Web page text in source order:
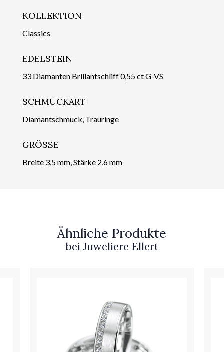
KOLLEKTION
Classics
EDELSTEIN
33 Diamanten Brillantschliff 0,55 ct G-VS
SCHMUCKART
Diamantschmuck, Trauringe
GRÖSSE
Breite 3,5 mm, Stärke 2,6 mm
Ähnliche Produkte
bei Juweliere Ellert